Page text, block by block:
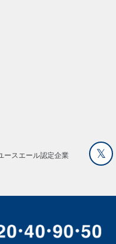
ースエール認定企業